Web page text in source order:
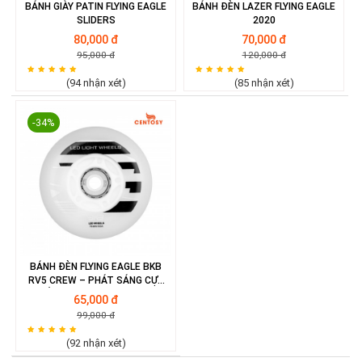
Thích
ngoquan112★★★★★
★★★★★
Mua cho ba mình xài được hơn 1 tháng rồi , giá cả hợp lý ,
vừa túi tiền , máy gọn nhẹ , ba mình rất vừa ý .
Trả lời Thích
BÁNH GIÀY PATIN FLYING EAGLE
SLIDERS
80,000 đ
95,000 đ
(94 nhận xét)
BÁNH ĐÈN LAZER FLYING EAGLE
2020
70,000 đ
120,000 đ
(85 nhận xét)
-34%
BÁNH ĐÈN FLYING EAGLE BKB
RV5 CREW – PHÁT SÁNG CỰC
CHẤT, ĐA DẠNG KÍCH THƯỚC
65,000 đ
99,000 đ
(92 nhận xét)